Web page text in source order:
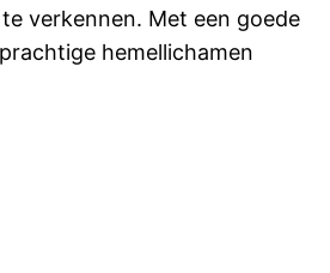
verkennen. Met een goede
hemellichamen